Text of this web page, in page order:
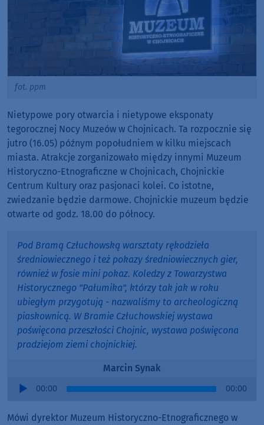
fot. ppm
Nietypowe pory otwarcia i nietypowe eksponaty
tegorocznej Nocy Muzeów w Chojnicach. Ta rozpocznie się
jutro (16.05) późnym popołudniem w kilku miejscach
miasta. Atrakcje zorganizowało między innymi Muzeum
Historyczno-Etnograficzne w Chojnicach, Chojnickie
Centrum Kultury oraz pasjonaci kolei. Co istotne,
zwiedzanie będzie darmowe. Chojnickie muzeum będzie
otwarte od godz. 18.00 do północy.
Pod Bramą Człuchowską warsztaty rękodzieła
średniowiecznego i też pokazy średniowiecznych gier,
również w fosie mini pokaz. Koledzy z Towarzystwa
Historycznego "Pałumika", którzy tak jak w roku
ubiegłym przygotują - nazwaliśmy to archeologiczną
piaskownicą. W Bramie Człuchowskiej wystawa
poświęcona przeszłości Chojnic, wystawa poświęcona
pradziejom ziemi chojnickiej.
Marcin Synak
Audio
00:00 00:00
Mówi dyrektor Muzeum Historyczno-Etnograficznego w